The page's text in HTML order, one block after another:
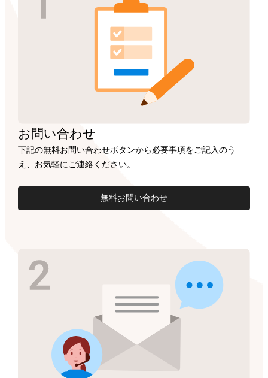
お問い合わせ
下記の無料お問い合わせボタンから必要事項をご記入のう
え、お気軽にご連絡ください。
無料お問い合わせ